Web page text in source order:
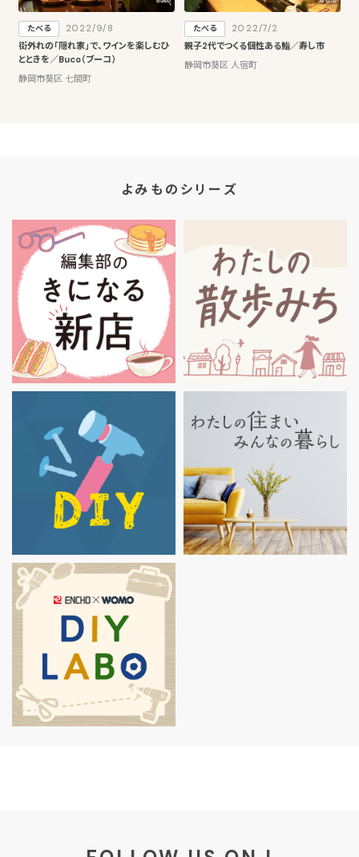
たべる
2022/9/8
街外れの「隠れ家」で、ワインを楽しむひ
とときを／Buco（ブーコ）
静岡市葵区 七間町
たべる
2022/7/2
親子2代でつくる個性ある鮨／寿し市
静岡市葵区 人宿町
よみものシリーズ